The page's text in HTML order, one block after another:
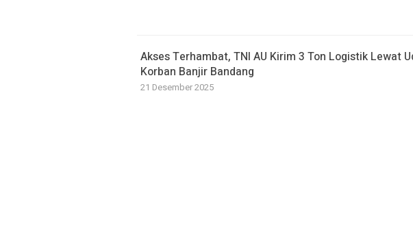
Akses Terhambat, TNI AU Kirim 3 Ton Logistik Lewat
Korban Banjir Bandang
21 Desember 2025